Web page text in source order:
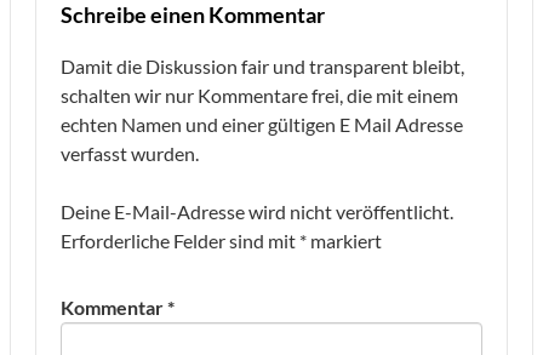
Schreibe einen Kommentar
Damit die Diskussion fair und transparent bleibt,
schalten wir nur Kommentare frei, die mit einem
echten Namen und einer gültigen E Mail Adresse
verfasst wurden.
Deine E-Mail-Adresse wird nicht veröffentlicht.
Erforderliche Felder sind mit * markiert
Kommentar*